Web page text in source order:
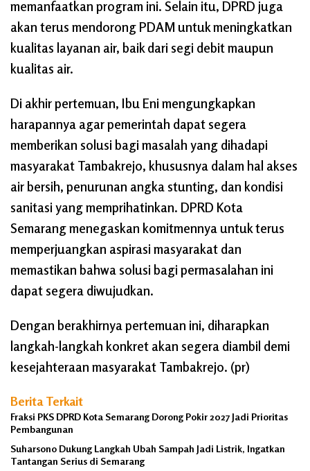
memanfaatkan program ini. Selain itu, DPRD juga
akan terus mendorong PDAM untuk meningkatkan
kualitas layanan air, baik dari segi debit maupun
kualitas air.
Di akhir pertemuan, Ibu Eni mengungkapkan
harapannya agar pemerintah dapat segera
memberikan solusi bagi masalah yang dihadapi
masyarakat Tambakrejo, khususnya dalam hal akses
air bersih, penurunan angka stunting, dan kondisi
sanitasi yang memprihatinkan. DPRD Kota
Semarang menegaskan komitmennya untuk terus
memperjuangkan aspirasi masyarakat dan
memastikan bahwa solusi bagi permasalahan ini
dapat segera diwujudkan.
Dengan berakhirnya pertemuan ini, diharapkan
langkah-langkah konkret akan segera diambil demi
kesejahteraan masyarakat Tambakrejo. (pr)
Berita Terkait
Fraksi PKS DPRD Kota Semarang Dorong Pokir 2027 Jadi Prioritas
Pembangunan
Suharsono Dukung Langkah Ubah Sampah Jadi Listrik, Ingatkan
Tantangan Serius di Semarang